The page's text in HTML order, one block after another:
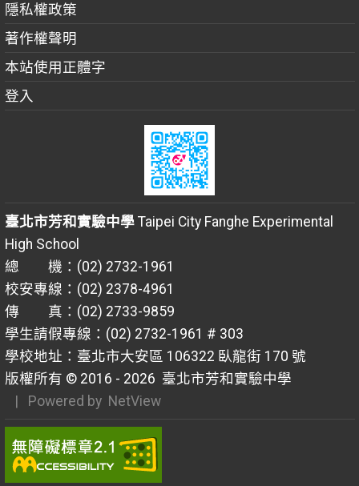
隱私權政策
著作權聲明
本站使用正體字
登入
臺北市芳和實驗中學Taipei City Fanghe Experimental
High School
總 機：(02) 2732-1961
校安專線：(02) 2378-4961
傳 真：(02) 2733-9859
學生請假專線：(02) 2732-1961 # 303
學校地址：臺北市大安區 106322 臥龍街 170 號
版權所有 © 2016 - 2026 臺北市芳和實驗中學
| Powered by NetView